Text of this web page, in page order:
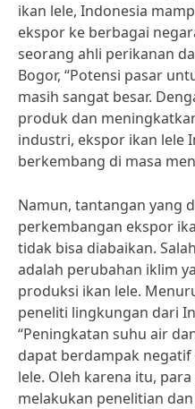
ikan lele, Indonesia
ekspor ke berbagai
seorang ahli perikanan
Bogor, “Potensi pasar
masih sangat besar.
produk dan
industri, ekspor ikan lele
berkembang di masa
Namun, tantangan yang
perkembangan ekspor
tidak bisa diabaikan.
adalah perubahan iklim
produksi ikan lele.
peneliti lingkungan dari
“Peningkatan suhu air
dapat berdampak
lele. Oleh karena itu,
melakukan penelitian